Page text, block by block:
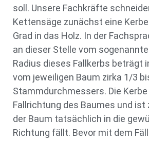
soll. Unsere Fachkräfte
Kettensäge zunächst eine
Grad in das Holz. In der
an dieser Stelle vom
Radius dieses Fallkerbs beträgt
vom jeweiligen Baum zirka 1/3
Stammdurchmessers. Die
Fallrichtung des Baumes und ist
der Baum tatsächlich in die
Richtung fällt. Bevor mit dem